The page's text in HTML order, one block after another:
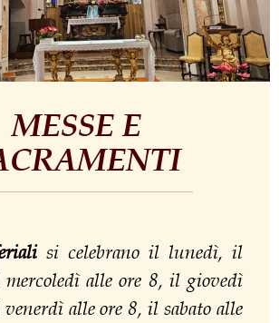
MESSE E
si celebrano il lunedì, il
alle ore 8, il giovedì
alle ore 8, il sabato alle